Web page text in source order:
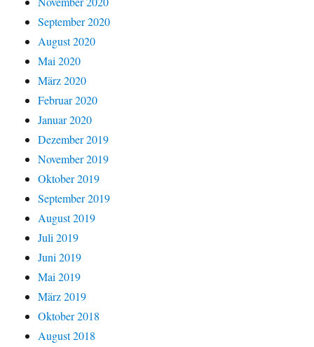
September 2020
August 2020
Mai 2020
März 2020
Februar 2020
Januar 2020
Dezember 2019
November 2019
Oktober 2019
September 2019
August 2019
Juli 2019
Juni 2019
Mai 2019
März 2019
Oktober 2018
August 2018